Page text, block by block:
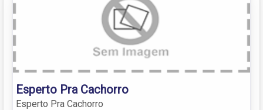
Esperto Pra Cachorro
Esperto Pra Cachorro